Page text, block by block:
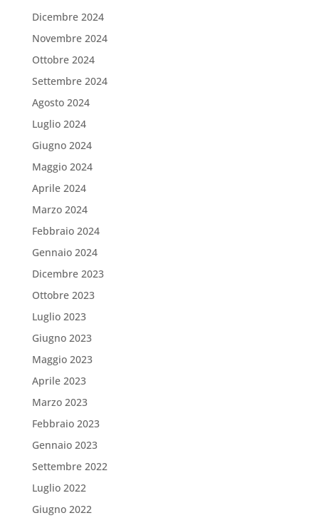
Dicembre 2024
Novembre 2024
Ottobre 2024
Settembre 2024
Agosto 2024
Luglio 2024
Giugno 2024
Maggio 2024
Aprile 2024
Marzo 2024
Febbraio 2024
Gennaio 2024
Dicembre 2023
Ottobre 2023
Luglio 2023
Giugno 2023
Maggio 2023
Aprile 2023
Marzo 2023
Febbraio 2023
Gennaio 2023
Settembre 2022
Luglio 2022
Giugno 2022